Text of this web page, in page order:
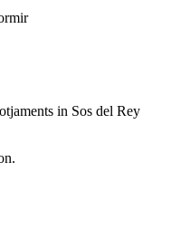
in Sos del Rey